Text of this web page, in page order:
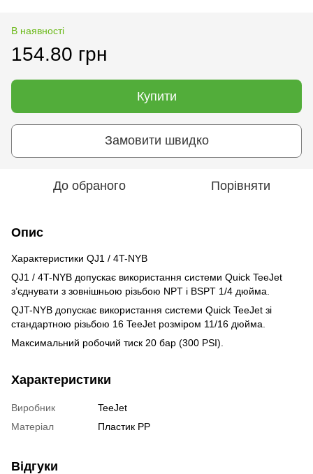
В наявності
154.80 грн
Купити
Замовити швидко
До обраного Порівняти
Опис
Характеристики QJ1 / 4T-NYB
QJ1 / 4T-NYB допускає використання системи Quick TeeJet
з’єднувати з зовнішньою різьбою NPT і BSPT 1/4 дюйма.
QJT-NYB допускає використання системи Quick TeeJet зі
стандартною різьбою 16 TeeJet розміром 11/16 дюйма.
Максимальний робочий тиск 20 бар (300 PSI).
Характеристики
Виробник
TeeJet
Матеріал
Пластик РР
Відгуки